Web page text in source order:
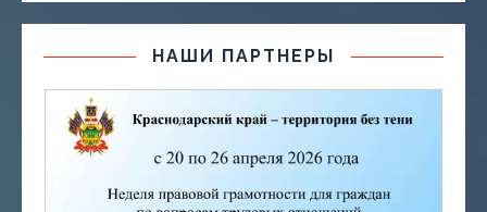
НАШИ ПАРТНЕРЫ